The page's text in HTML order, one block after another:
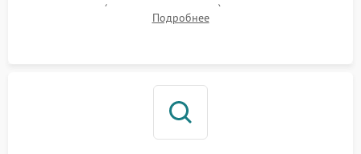
прессостата (датчика уровня воды), датчика мутности,
концевика дверцы и электронного модуля управления.
Подробнее